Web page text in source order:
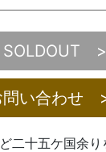
>
い合わせ
二十五ケ国余